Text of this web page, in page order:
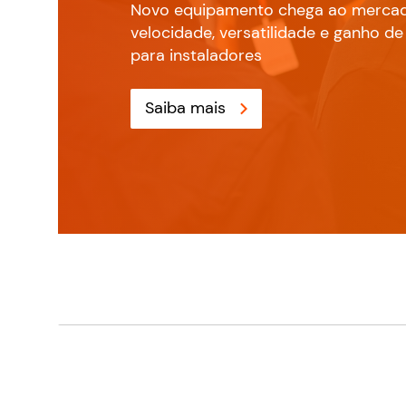
apresenta
para aumentar a
produtividade
Novo equipamento chega ao
velocidade, versatilidade e ganho
para instaladores
Saiba mais